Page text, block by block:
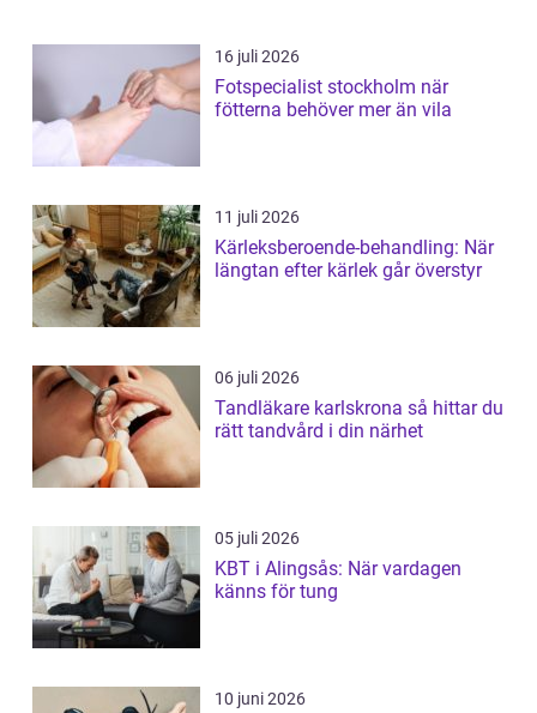
16 juli 2026
Fotspecialist stockholm när
fötterna behöver mer än vila
11 juli 2026
Kärleksberoende-behandling: När
längtan efter kärlek går överstyr
06 juli 2026
Tandläkare karlskrona så hittar du
rätt tandvård i din närhet
05 juli 2026
KBT i Alingsås: När vardagen
känns för tung
10 juni 2026